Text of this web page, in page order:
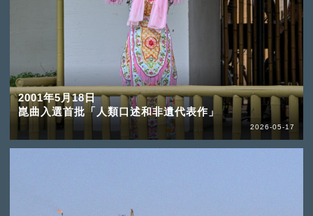
2001年5月18日
崑曲入選首批「人類口述和非遺代表作」
2026-05-17